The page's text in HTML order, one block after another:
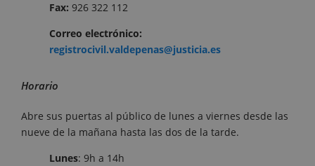
Fax: 926 322 112
Correo electrónico:
registrocivil.valdepenas@justicia.es
Horario
Abre sus puertas al público de lunes a viernes desde las
nueve de la mañana hasta las dos de la tarde.
Lunes: 9h a 14h